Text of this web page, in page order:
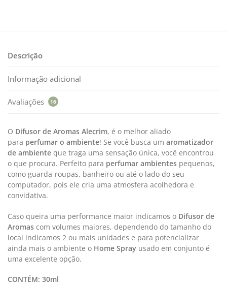
Descrição
Informação adicional
Avaliações 16
O Difusor de Aromas Alecrim, é o melhor aliado
para perfumar o ambiente! Se você busca um aromatizador
de ambiente que traga uma sensação única, você encontrou
o que procura. Perfeito para perfumar ambientes pequenos,
como guarda-roupas, banheiro ou até o lado do seu
computador, pois ele cria uma atmosfera acolhedora e
convidativa.
Caso queira uma performance maior indicamos o Difusor de
Aromas com volumes maiores, dependendo do tamanho do
local indicamos 2 ou mais unidades e para potencializar
ainda mais o ambiente o Home Spray usado em conjunto é
uma excelente opção.
CONTÉM: 30ml